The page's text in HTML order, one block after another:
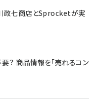
政七商店とSprocketが実
？ 商品情報を「売れるコン